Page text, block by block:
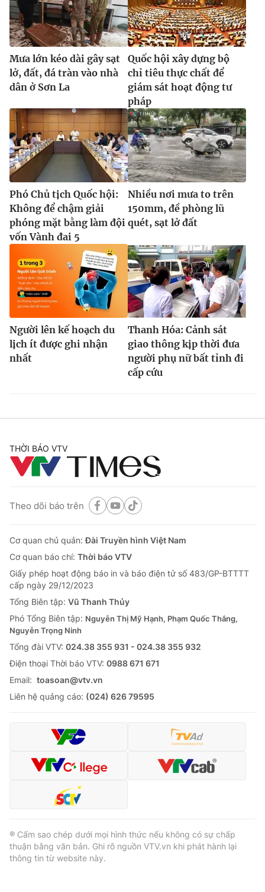
Mưa lớn kéo dài gây sạt
lở, đất, đá tràn vào nhà
dân ở Sơn La
Quốc hội xây dựng bộ
chỉ tiêu thực chất để
giám sát hoạt động tư
pháp
Phó Chủ tịch Quốc hội:
Không để chậm giải
phóng mặt bằng làm đội
vốn Vành đai 5
Nhiều nơi mưa to trên
150mm, đề phòng lũ
quét, sạt lở đất
Người lên kế hoạch du
lịch ít được ghi nhận
nhất
Thanh Hóa: Cảnh sát
giao thông kịp thời đưa
người phụ nữ bất tỉnh đi
cấp cứu
THỜI BÁO VTV
Theo dõi báo trên
Cơ quan chủ quản:Đài Truyền hình Việt Nam
Cơ quan báo chí: Thời báo VTV
Giấy phép hoạt động báo in và báo điện tử số 483/GP-BTTTT
cấp ngày 29/12/2023
Tổng Biên tập: Vũ Thanh Thủy
Phó Tổng Biên tập: Nguyễn Thị Mỹ Hạnh, Phạm Quốc Thắng,
Nguyễn Trọng Ninh
Tổng đài VTV: 024.38 355 931 - 024.38 355 932
Ðiện thoại Thời báo VTV: 0988 671 671
Email: toasoan@vtv.vn
Liên hệ quảng cáo: (024) 626 79595
® Cấm sao chép dưới mọi hình thức nếu không có sự chấp
thuận bằng văn bản. Ghi rõ nguồn VTV.vn khi phát hành lại
thông tin từ website này.